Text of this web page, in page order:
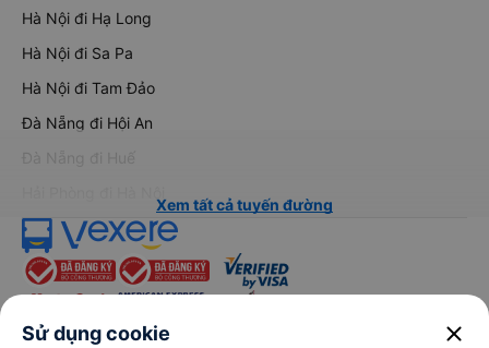
Hà Nội đi Hạ Long
Hà Nội đi Sa Pa
Hà Nội đi Tam Đảo
Đà Nẵng đi Hội An
Đà Nẵng đi Huế
Xem tất cả tuyến đường
Sử dụng cookie close